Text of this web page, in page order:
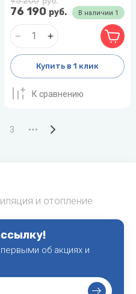
В наличии 1
76 190 руб.
Купить в 1 клик
К сравнению
3
и отопление
об акциях и